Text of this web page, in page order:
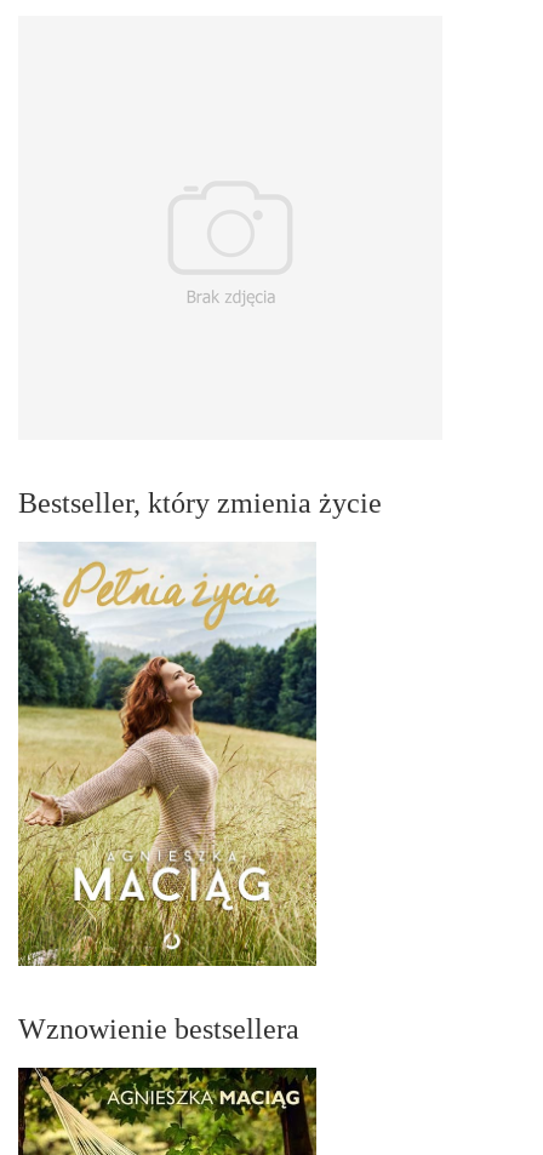
Bestseller, który zmienia życie
Wznowienie bestsellera